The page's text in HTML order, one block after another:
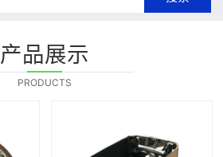
产品展示
PRODUCTS